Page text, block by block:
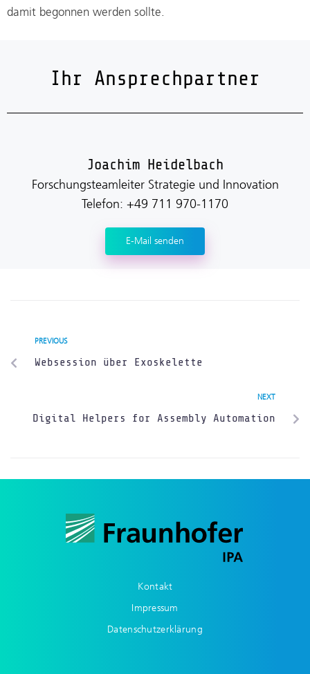
damit begonnen werden sollte.
Ihr Ansprechpartner
Joachim Heidelbach
Forschungsteamleiter Strategie und Innovation
Telefon: +49 711 970-1170
E-Mail senden
PREVIOUS
Websession über Exoskelette
NEXT
Digital Helpers for Assembly Automation
Kontakt
Impressum
Datenschutzerklärung